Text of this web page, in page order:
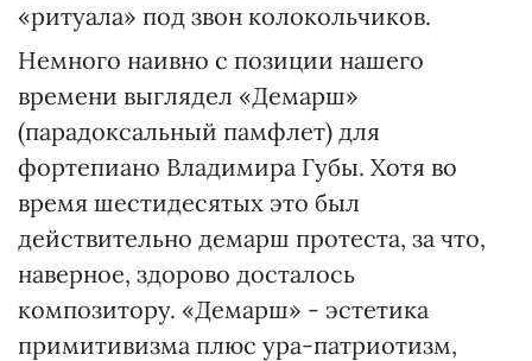
«ритуала» под звон колокольчиков.
Немного наивно с позиции нашего
времени выглядел «Демарш»
(парадоксальный памфлет) для
фортепиано Владимира Губы. Хотя во
время шестидесятых это был
действительно демарш протеста, за что,
наверное, здорово досталось
композитору. «Демарш» - эстетика
примитивизма плюс ура-патриотизм,